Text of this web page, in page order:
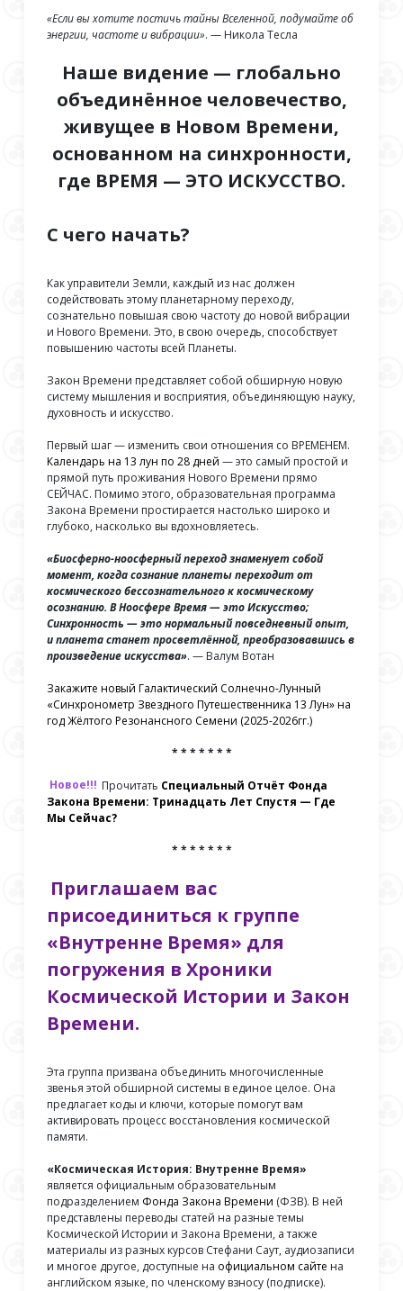
«Если вы хотите постичь тайны Вселенной, подумайте об
энергии, частоте и вибрации». — Никола Тесла
Наше видение — глобально
объединённое человечество,
живущее в Новом Времени,
основанном на синхронности,
где ВРЕМЯ — ЭТО ИСКУССТВО.
С чего начать?
Как управители Земли, каждый из нас должен
содействовать этому планетарному переходу,
сознательно повышая свою частоту до новой вибрации
и Нового Времени. Это, в свою очередь, способствует
повышению частоты всей Планеты.
Закон Времени представляет собой обширную новую
систему мышления и восприятия, объединяющую науку,
духовность и искусство.
Первый шаг — изменить свои отношения со ВРЕМЕНЕМ.
Календарьна 13 лун по 28 дней — это самый простой и
прямой путь проживания Нового Времени прямо
СЕЙЧАС. Помимо этого, образовательная программа
Закона Времени простирается настолько широко и
глубоко, насколько вы вдохновляетесь.
«Биосферно-ноосферный переход знаменует собой
момент, когда сознание планеты переходит от
космического бессознательного к космическому
осознанию. В Ноосфере Время — это Искусство;
Синхронность — это нормальный повседневный опыт,
и планета станет просветлённой, преобразовавшись в
произведение искусства». — Валум Вотан
Закажите новый Галактический Солнечно-Лунный
«Синхронометр Звездного Путешественника 13 Лун» на
год Жёлтого Резонансного Семени (2025-2026гг.)
* * * * * * *
Новое!!! Прочитать Специальный Отчёт Фонда
Закона Времени: Тринадцать Лет Спустя — Где
Мы Сейчас?
* * * * * * *
Приглашаем вас
присоединиться к группе
«Внутренне Время» для
погружения в Хроники
Космической Истории и Закон
Времени.
Эта группа призвана объединить многочисленные
звенья этой обширной системы в единое целое. Она
предлагает коды и ключи, которые помогут вам
активировать процесс восстановления космической
памяти.
«Космическая История: Внутренне Время»
является официальным образовательным
подразделением Фонда Закона Времени (ФЗВ). В ней
представлены переводы статей на разные темы
Космической Истории и Закона Времени, а также
материалы из разных курсов Стефани Саут, аудиозаписи
и многое другое, доступные на официальном сайте на
английском языке, по членскому взносу (подписке).